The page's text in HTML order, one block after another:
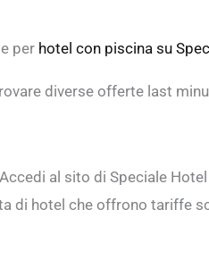
per hotel con piscina su
diverse offerte last
al sito di Speciale
di hotel che offrono tariffe